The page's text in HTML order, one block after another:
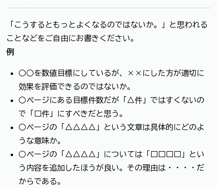
「こうするともっとよくなるのではないか。」と思われる
ことなどをご自由にお書きください。
例
○○を数値目標にしているが、××にした方が適切に
効果を評価できるのではないか。
○ページにある目標件数だが「△件」ではすくないの
で「□件」にすべきだと思う。
○ページの「△△△△」という文章は具体的にどのよ
うな意味か。
○ページの「△△△△」については「□□□□」とい
う内容を追加したほうが良い。その理由は・・・・だ
からである。